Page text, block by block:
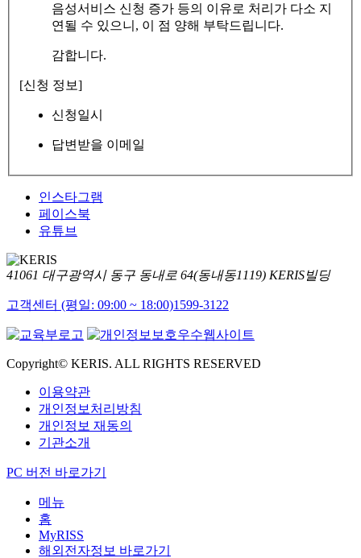
음성서비스 신청 증가 등의 이유로 처리가 다소 지
연될 수 있으니, 이 점 양해 부탁드립니다.
감합니다.
[신청 정보]
신청일시
답변받을 이메일
인스타그램
페이스북
유튜브
41061 대구광역시 동구 동내로 64(동내동1119) KERIS빌딩
고객센터 (평일: 09:00 ~ 18:00)1599-3122
Copyright© KERIS. ALL RIGHTS RESERVED
이용약관
개인정보처리방침
개인정보 재동의
기관소개
PC 버전 바로가기
메뉴
홈
MyRISS
해외전자정보 바로가기